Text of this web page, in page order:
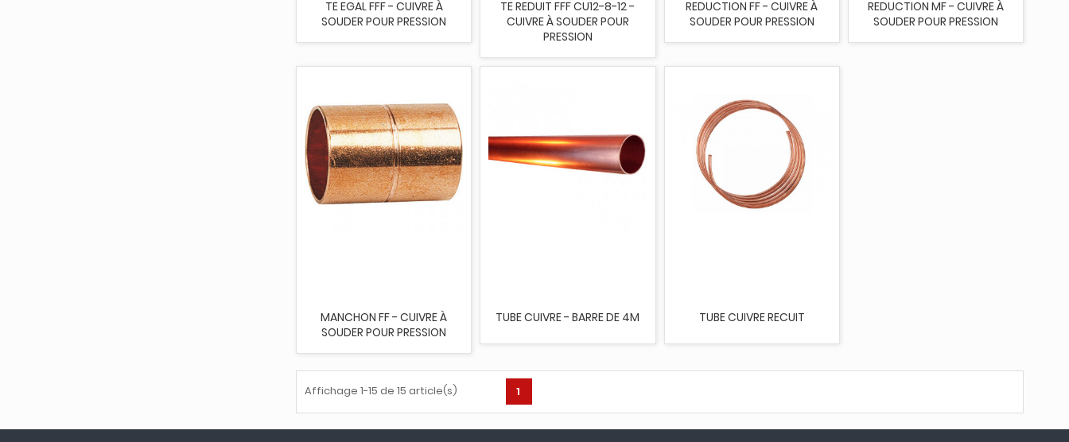
TE EGAL FFF - CUIVRE À
SOUDER POUR PRESSION
TE REDUIT FFF CU12-8-12 -
CUIVRE À SOUDER POUR
PRESSION
REDUCTION FF - CUIVRE À
SOUDER POUR PRESSION
REDUCTION MF - CUIVRE À
SOUDER POUR PRESSION
MANCHON FF - CUIVRE À
SOUDER POUR PRESSION
TUBE CUIVRE - BARRE DE 4M TUBE CUIVRE RECUIT
Affichage 1-15 de 15 article(s) 1